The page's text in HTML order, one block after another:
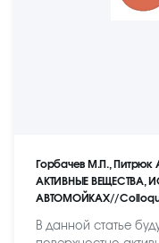
Горбачев М.П.,
АКТИВНЫЕ ВЕЩЕСТВА,
АВТОМОЙКАХ//
В данной статье